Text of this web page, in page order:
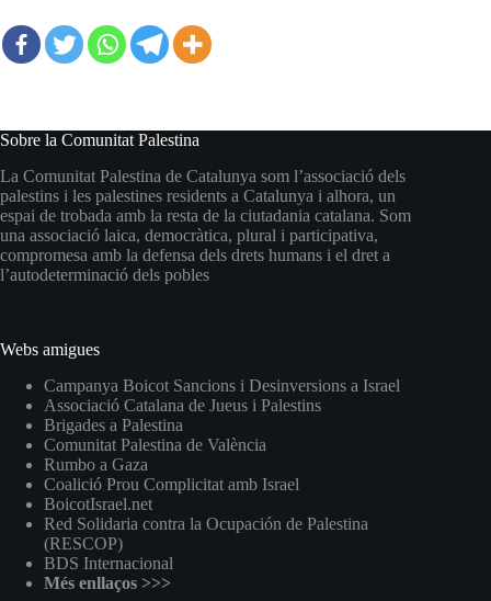
Sobre la Comunitat Palestina
La Comunitat Palestina de Catalunya som l’associació dels
palestins i les palestines residents a Catalunya i alhora, un
espai de trobada amb la resta de la ciutadania catalana. Som
una associació laica, democràtica, plural i participativa,
compromesa amb la defensa dels drets humans i el dret a
l’autodeterminació dels pobles
Webs amigues
Campanya Boicot Sancions i Desinversions a Israel
Associació Catalana de Jueus i Palestins
Brigades a Palestina
Comunitat Palestina de València
Rumbo a Gaza
Coalició Prou Complicitat amb Israel
BoicotIsrael.net
Red Solidaria contra la Ocupación de Palestina
(RESCOP)
BDS Internacional
Més enllaços >>>